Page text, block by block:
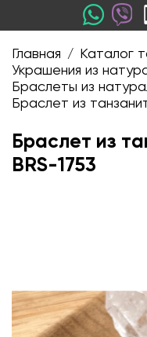
Главная / Каталог
Украшения из
Браслеты из
Браслет из
Браслет из
BRS-1753